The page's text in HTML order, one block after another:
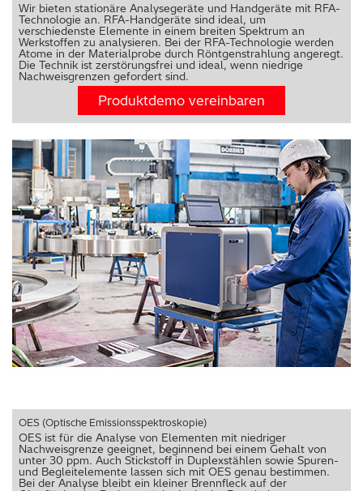
Wir bieten stationäre Analysegeräte und Handgeräte mit RFA-
Technologie an. RFA-Handgeräte sind ideal, um
verschiedenste Elemente in einem breiten Spektrum an
Werkstoffen zu analysieren. Bei der RFA-Technologie werden
Atome in der Materialprobe durch Röntgenstrahlung angeregt.
Die Technik ist zerstörungsfrei und ideal, wenn niedrige
Nachweisgrenzen gefordert sind.
Produktdemo vereinbaren
OES (Optische Emissionsspektroskopie)
OES ist für die Analyse von Elementen mit niedriger
Nachweisgrenze geeignet, beginnend bei einem Gehalt von
unter 30 ppm. Auch Stickstoff in Duplexstählen sowie Spuren-
und Begleitelemente lassen sich mit OES genau bestimmen.
Bei der Analyse bleibt ein kleiner Brennfleck auf der